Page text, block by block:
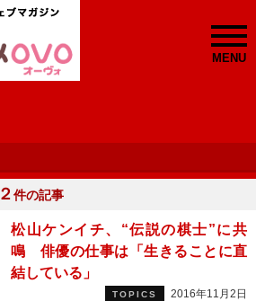
MENU
２件の記事
松山ケンイチ、“伝説の棋士”に共
鳴 俳優の仕事は「生きることに直
結している」
TOPICS 2016年11月2日